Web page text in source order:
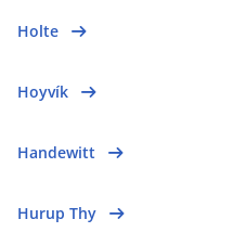
Holte
Hoyvík
Handewitt
Hurup Thy